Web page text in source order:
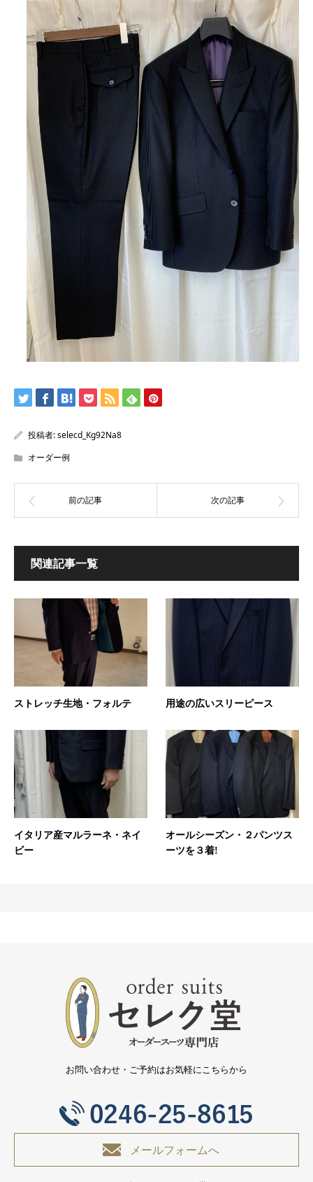
投稿者:selecd_Kg92Na8
オーダー例
関連記事一覧
ストレッチ生地・フォルテ 用途の広いスリーピース
イタリア産マルラーネ・ネイ
ビー
オールシーズン・２パンツス
ーツを３着!
お問い合わせ・ご予約はお気軽にこちらから
メールフォームへ